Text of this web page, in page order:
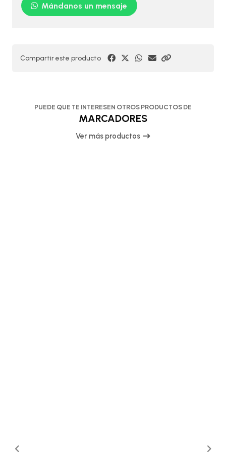
Mándanos un mensaje
Compartir este producto
PUEDE QUE TE INTERESEN OTROS PRODUCTOS DE
MARCADORES
Ver más productos